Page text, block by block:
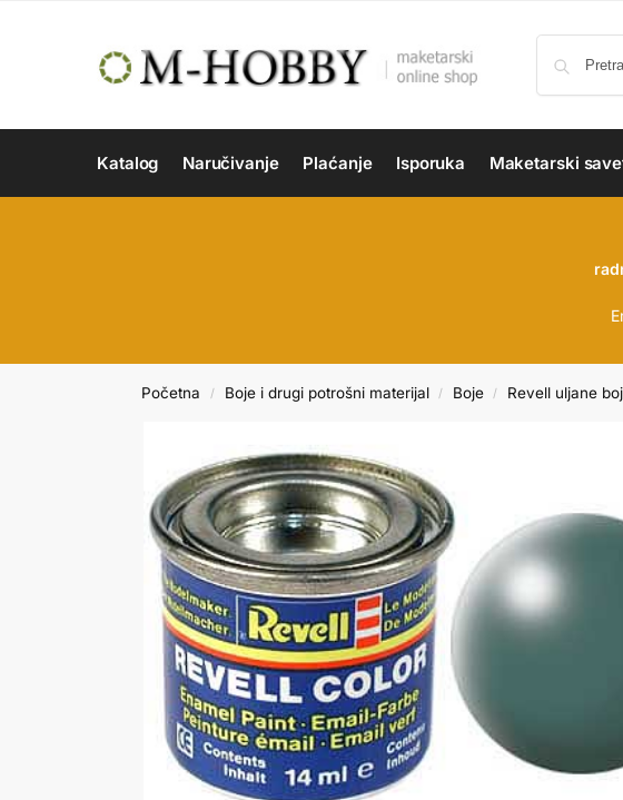
Katalog Naručivanje Plaćanje Isporuka Maketarski
Početna / Boje i drugi potrošni materijal / Boje / Revell uljane